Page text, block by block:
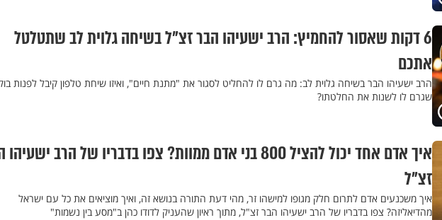
6 דקות שאסור להחמיץ: הרב ישעיהו הבר זצ"ל בשיחה גלוית לב שתטלטל
אתכם
הרב ישעיהו הבר בשיחה גלוית לב: מה גרם לו להחליט לסגור את "מתנת חיים", ואיזו שיחת טלפון קיבל לפנות
שגרם לו לשנות את החלטתו?
איך אדם אחד יכול להציל 800 בני אדם ממוות? צפו בדבריו של הרב
זצ"ל
איך משכנעים אדם לתרום חלק מגופו למישהו זר, מהי דעת התורה בנושא זה, ואיך מוציאים את כל עם ישראל
מהדיאליזה? צפו בדבריו של הרב ישעיהו הבר זצ"ל, מתוך ראיון שהעניק לדודו כהן ב"מסע בין נשמות"